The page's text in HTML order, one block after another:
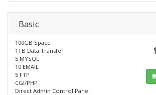
Basic
100GB Space
1TB Data Transfer
5 MYSQL
10 EMAIL
5 FTP
CGI/PHP
Direct Admin Control Panel